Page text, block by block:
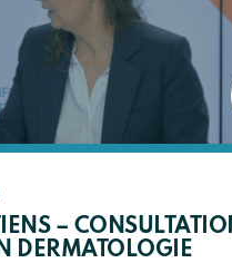
–
DERMATOLOGIE